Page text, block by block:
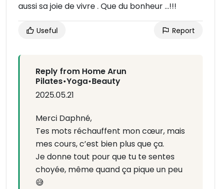
aussi sa joie de vivre . Que du bonheur …!!!
Useful Report
Reply from Home Arun
Pilates•Yoga•Beauty
2025.05.21
Merci Daphné,
Tes mots réchauffent mon cœur, mais
mes cours, c’est bien plus que ça.
Je donne tout pour que tu te sentes
choyée, même quand ça pique un peu
😅